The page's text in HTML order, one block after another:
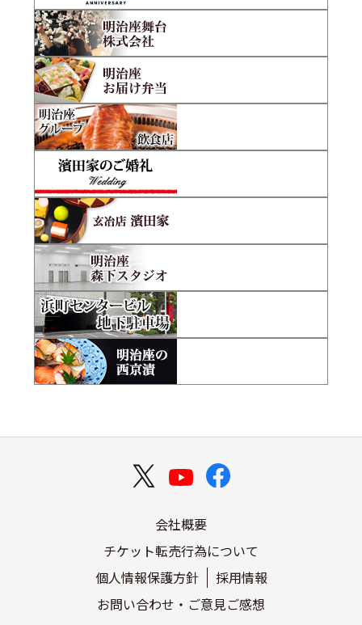
会社概要
チケット転売行為について
個人情報保護方針
採用情報
お問い合わせ・ご意見ご感想